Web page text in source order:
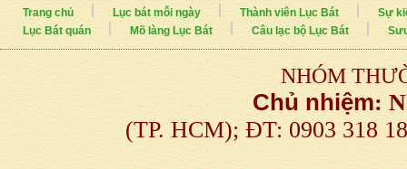
Trang chủ Lục bát mỗi ngày Thành viên Lục Bát
Sự
Lục Bát quán
Mõ làng Lục Bát Câu lạc bộ Lục Bát
NHÓM
Chủ nhiệm:
(TP. HCM); ĐT: 0903 318